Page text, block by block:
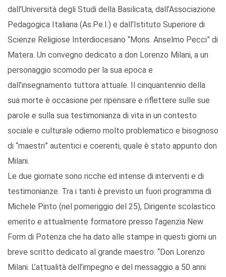
dall’Università degli Studi della Basilicata, dall’Associazione
Pedagogica Italiana (As.Pe.I.) e dall’Istituto Superiore di
Scienze Religiose Interdiocesano “Mons. Anselmo Pecci” di
Matera. Un convegno dedicato a don Lorenzo Milani, a un
personaggio scomodo per la sua epoca e
dall’insegnamento tuttora attuale. Il cinquantennio della
sua morte è occasione per ripensare e riflettere sulle sue
parole e sulla sua testimonianza di vita in un contesto
sociale e culturale odierno molto problematico e bisognoso
di “maestri” autentici e coerenti, quale è stato appunto don
Milani.
Le due giornate sono ricche ed intense di interventi e di
testimonianze. Tra i tanti è previsto un fuori programma di
Michele Pinto (nel pomeriggio del 25), Dirigente scolastico
emerito e attualmente formatore presso l’agenzia New
Form di Potenza che ha dato alle stampe in questi giorni un
breve scritto dedicato al grande maestro: “Don Lorenzo
Milani. L’attualità dell’impegno e del messaggio a 50 anni